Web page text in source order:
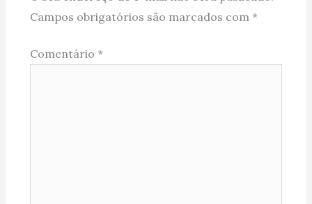
Campos obrigatórios são marcados com *
Comentário *